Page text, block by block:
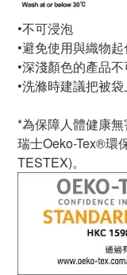
•不可浸泡
•避免使用與織物
•深淺顏色的產品
•洗滌時建議把被
*為保障人體健康
瑞士Oeko-Tex®環
TESTEX)。